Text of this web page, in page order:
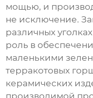
мощью, и
не исключение.
различных
роль в
маленькими
терракотовых
керамических